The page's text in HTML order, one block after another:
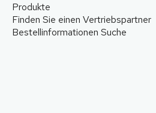
Produkte
Finden Sie einen Vertriebspartner
Bestellinformationen Suche